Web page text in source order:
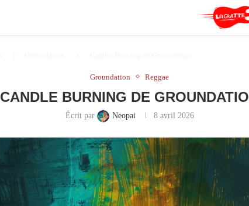
Groundation Reggae
CANDLE BURNING DE
Écrit par Neopai 8 avril 2026